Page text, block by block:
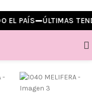
EL PAÍS ÚLTIMAS